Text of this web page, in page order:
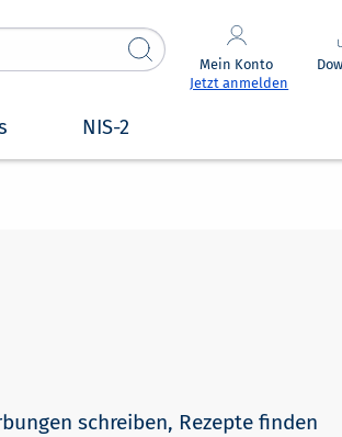
Mein Konto
Jetzt anmelden
NIS-2
schreiben, Rezepte finden